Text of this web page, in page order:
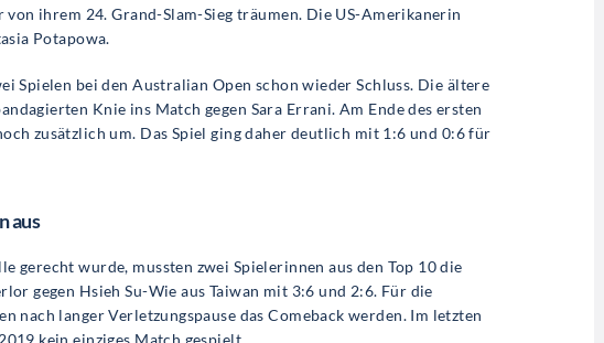
ihrem 24. Grand-Slam-Sieg träumen. Die US-Amerikanerin
Potapowa.
Spielen bei den Australian Open schon wieder Schluss. Die ältere
Knie ins Match gegen Sara Errani. Am Ende des ersten
zusätzlich um. Das Spiel ging daher deutlich mit 1:6 und 0:6 für
aus
gerecht wurde, mussten zwei Spielerinnen aus den Top 10 die
gegen Hsieh Su-Wie aus Taiwan mit 3:6 und 2:6. Für die
nach langer Verletzungspause das Comeback werden. Im letzten
kein einziges Match gespielt.